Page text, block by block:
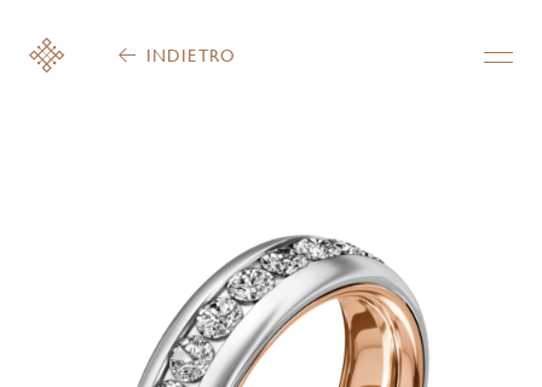
INDIETRO